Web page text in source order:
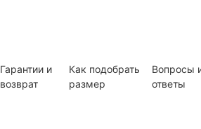
Гарантии и
возврат
Как подобрать
размер
Вопросы
ответы